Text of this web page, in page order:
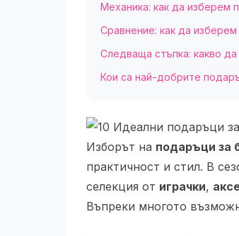
Механика: как да изберем
Сравнение: как да
Следваща стъпка: какво да
Кои са най-добрите
Изборът на подаръци за
практичност и стил. В
селекция от играчки,
Въпреки многото